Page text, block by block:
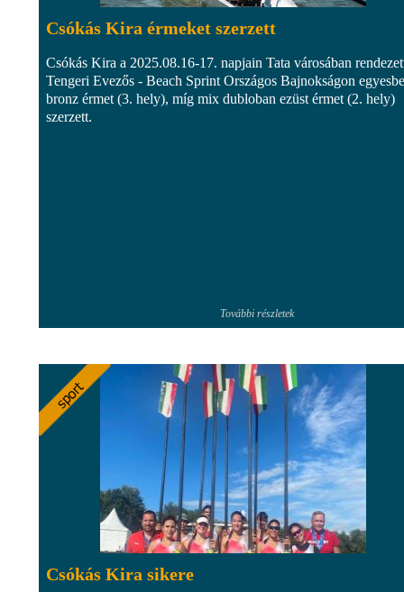
Csókás Kira érmeket szerzett
Csókás Kira a 2025.08.16-17. napjain Tata városában
Tengeri Evezős - Beach Sprint Országos Bajnokságon
bronz érmet (3. hely), míg mix dubloban ezüst érmet (2. hely)
szerzett.
További részletek
Csókás Kira sikere